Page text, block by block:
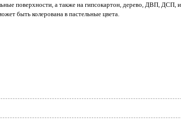
поверхности, а также на гипсокартон, дерево, ДВП, ДСП,
быть колерована в пастельные цвета.